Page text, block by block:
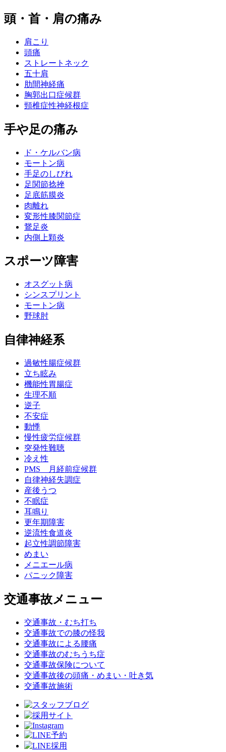
頭・首・肩の痛み
肩こり
頭痛
ストレートネック
五十肩
肋間神経痛
胸郭出口症候群
頸椎症性神経根症
手や足の痛み
ド・ケルバン病
モートン病
手足のしびれ
足関節捻挫
足底筋膜炎
肉離れ
変形性膝関節症
鵞足炎
内側上顆炎
スポーツ障害
オスグット病
シンスプリント
モートン病
野球肘
自律神経系
過敏性腸症候群
立ち眩み
機能性胃腸症
生理不順
逆子
不安症
動悸
慢性疲労症候群
突発性難聴
冷え性
PMS 月経前症候群
自律神経失調症
産後うつ
不眠症
耳鳴り
更年期障害
逆流性食道炎
起立性調節障害
めまい
メニエール病
パニック障害
交通事故メニュー
交通事故・むち打ち
交通事故での膝の怪我
交通事故による腰痛
交通事故のむちうち症
交通事故保険について
交通事故後の頭痛・めまい・吐き気
交通事故施術